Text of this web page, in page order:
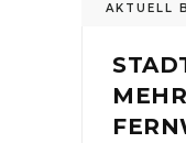
AKTUELL